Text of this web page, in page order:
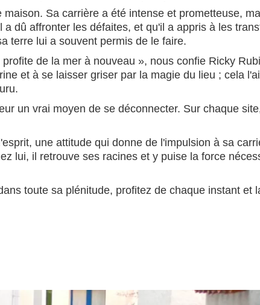
Sa carrière a été intense et prometteuse,
dû affronter les défaites, et qu'il a appris à les
terre lui a souvent permis de le faire.
de la mer à nouveau », nous confie Ricky
et à se laisser griser par la magie du lieu ; cela
un vrai moyen de se déconnecter. Sur chaque
une attitude qui donne de l'impulsion à sa
lui, il retrouve ses racines et y puise la force
toute sa plénitude, profitez de chaque instant et